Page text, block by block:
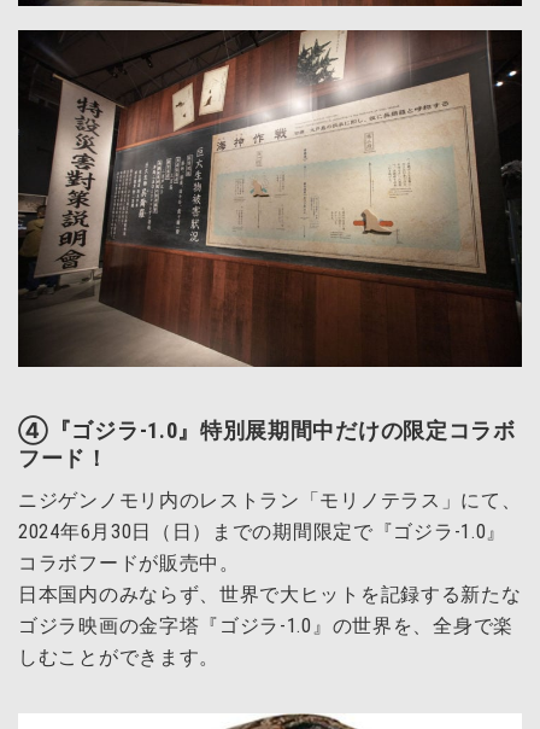
④『ゴジラ-1.0』特別展期間中だけの限定コラボ
フード！
ニジゲンノモリ内のレストラン「モリノテラス」にて、
2024年6月30日（日）までの期間限定で『ゴジラ-1.0』
コラボフードが販売中。
日本国内のみならず、世界で大ヒットを記録する新たな
ゴジラ映画の金字塔『ゴジラ-1.0』の世界を、全身で楽
しむことができます。